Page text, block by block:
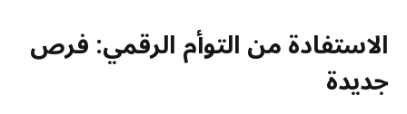
الاستفادة من التوأم الرقمي: فرص
جديدة